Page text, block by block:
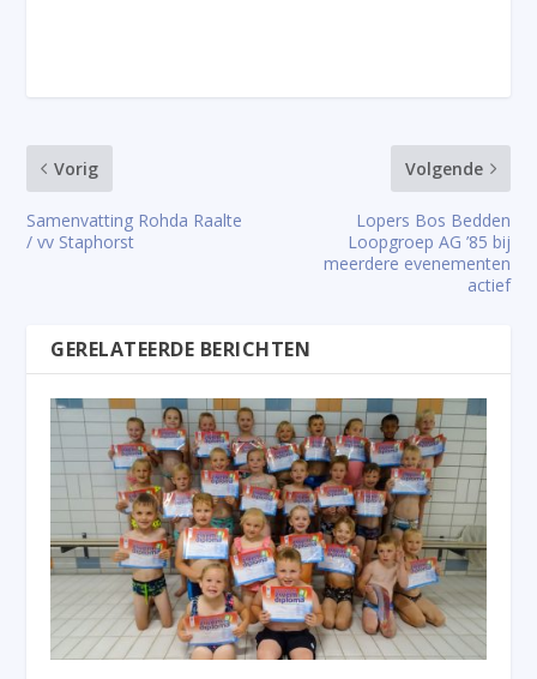
Vorig
Samenvatting Rohda Raalte
/ vv Staphorst
Volgende
Lopers Bos Bedden
Loopgroep AG ’85 bij
meerdere evenementen
actief
GERELATEERDE BERICHTEN